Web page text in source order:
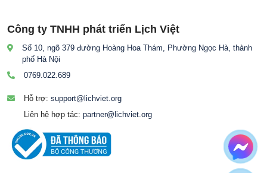
Công ty TNHH phát triển Lịch Việt
Số 10, ngõ 379 đường Hoàng Hoa Thám, Phường Ngọc Hà, thành
phố Hà Nội
0769.022.689
Hỗ trợ: support@lichviet.org
Liên hệ hợp tác: partner@lichviet.org